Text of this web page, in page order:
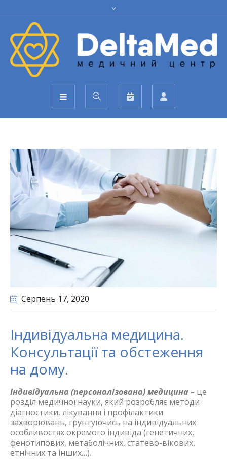
Серпень 17, 2020
Індивідуальна медицина.
Консультації та обстеження
на дому.
Індивідуальна (персоналізована) медицина – це
розділ медичної науки, який розробляє методи
діагностики, лікування і профілактики
захворювань, грунтуючись на індивідуальних
особливостях окремого індивіда (генетичних,
фенотипових, метаболічних, статево-вікових,
етнічних та інших…).